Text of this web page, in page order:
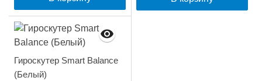
Гироскутер Smart Balance
(Белый)